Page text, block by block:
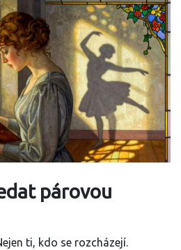
párovou
ti, kdo se rozcházejí.